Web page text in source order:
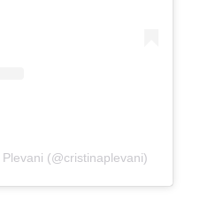
(@cristinaplevani)